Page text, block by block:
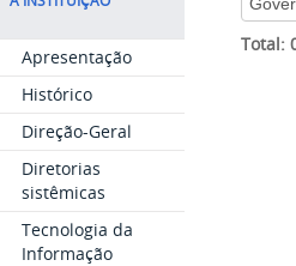
Apresentação
Histórico
Direção-Geral
Diretorias
sistêmicas
Tecnologia da
Informação
Total: